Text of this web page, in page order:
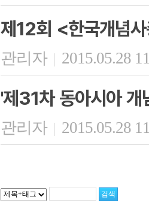
제12회 <한국개념
관리자 | 2015.05.28
'제31차 동아시아 개
관리자 | 2015.05.28